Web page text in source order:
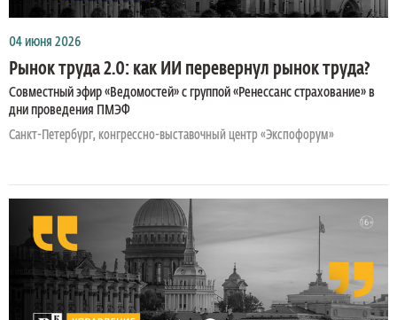
04 июня 2026
Рынок труда 2.0: как ИИ перевернул рынок труда?
Совместный эфир «Ведомостей» с группой «Ренессанс страхование» в
дни проведения ПМЭФ
Санкт-Петербург, конгрессно-выставочный центр «Экспофорум»